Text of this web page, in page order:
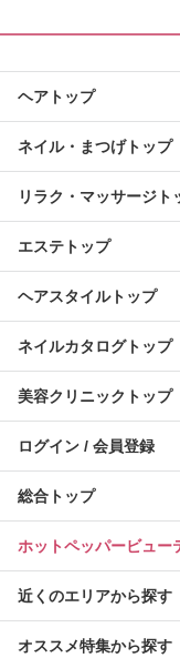
ヘアトップ
ネイル・まつげトップ
リラク・マッサージト
エステトップ
ヘアスタイルトップ
ネイルカタログトップ
美容クリニックトップ
ログイン / 会員登録
総合トップ
ホットペッパービュ
近くのエリアから探す
オススメ特集から探す